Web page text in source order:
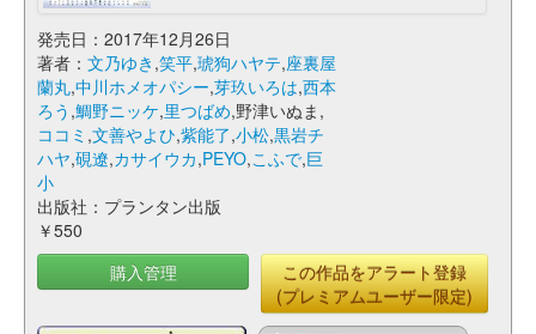
発売日：2017年12月26日
著者： 文乃ゆき ,笑平,琥狗ハヤテ,座裏屋
蘭丸,中川ホメオパシー,芽玖いろは,西本
ろう ,鯛野ニッケ,里つばめ,野津いぬま,
ココミ ,文善やよひ,紫能了,小松,黒岩チ
ハヤ,硯遼,カサイウカ,PEYO,こふで,巨
小
出版社：プランタン出版
￥550
購入管理
この作品をアラート登録
(プレミアムユーザー限定)